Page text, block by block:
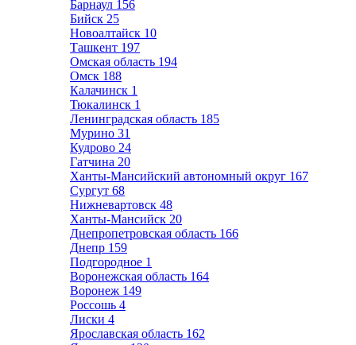
Барнаул 156
Бийск 25
Новоалтайск 10
Ташкент 197
Омская область 194
Омск 188
Калачинск 1
Тюкалинск 1
Ленинградская область 185
Мурино 31
Кудрово 24
Гатчина 20
Ханты-Мансийский автономный округ 167
Сургут 68
Нижневартовск 48
Ханты-Мансийск 20
Днепропетровская область 166
Днепр 159
Подгородное 1
Воронежская область 164
Воронеж 149
Россошь 4
Лиски 4
Ярославская область 162